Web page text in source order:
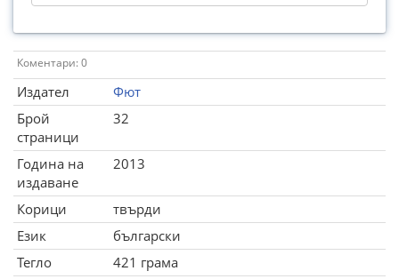
Коментари: 0
Издател
Фют
Брой
страници
32
Година на
издаване
2013
Корици
твърди
Език
български
Тегло
421 грама